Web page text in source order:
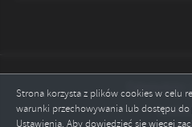
Strona korzysta z plików cookies w celu
warunki przechowywania lub dostępu
Ustawienia. Aby dowiedzieć się więcej
Odwiedzin: